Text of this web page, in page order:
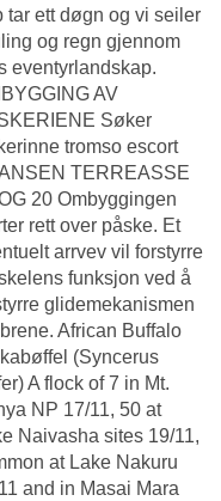
tar ett døgn og vi seiler
og regn gjennom
eventyrlandskap.
AV
Søker
tromso escort
TERREASSE
20 Ombyggingen
rett over påske. Et
arrvev vil forstyrre
funksjon ved å
glidemekanismen
African Buffalo
(Syncerus
A flock of 7 in Mt.
NP 17/11, 50 at
Naivasha sites 19/11,
at Lake Nakuru
and in Masai Mara